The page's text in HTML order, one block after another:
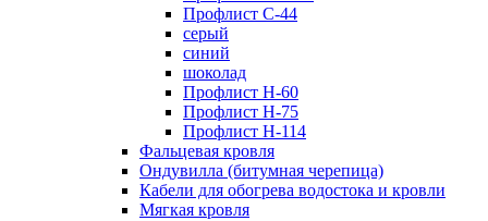
Профлист С-44
серый
синий
шоколад
Профлист Н-60
Профлист Н-75
Профлист H-114
Фальцевая кровля
Ондувилла (битумная черепица)
Кабели для обогрева водостока и кровли
Мягкая кровля